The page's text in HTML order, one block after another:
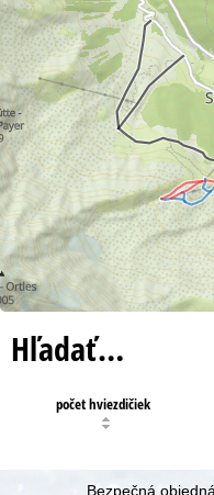
Hľadať…
počet hviezdičiek
Bezpečná